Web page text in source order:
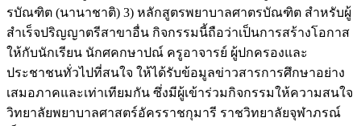
รบัณฑิต (นานาชาติ) 3) หลักสูตรพยาบาลศาตรบัณฑิต สำหรับผู้
สำเร็จปริญญาตรีสาขาอื่น กิจกรรมนี้ถือว่าเป็นการสร้างโอกาส
ให้กับนักเรียน นักศคกษาปณ์ ครูอาจารย์ ผู้ปกครองและ
ประชาชนทั่วไปที่สนใจ ให้ได้รับข้อมูลข่าวสารการศึกษาอย่าง
เสมอภาคและเท่าเทียมกัน ซึ่งมีผู้เข้าร่วมกิจกรรมให้ความสนใจ
วิทยาลัยพยาบาลศาสตร์อัครราชกุมารี ราชวิทยาลัยจุฬาภรณ์